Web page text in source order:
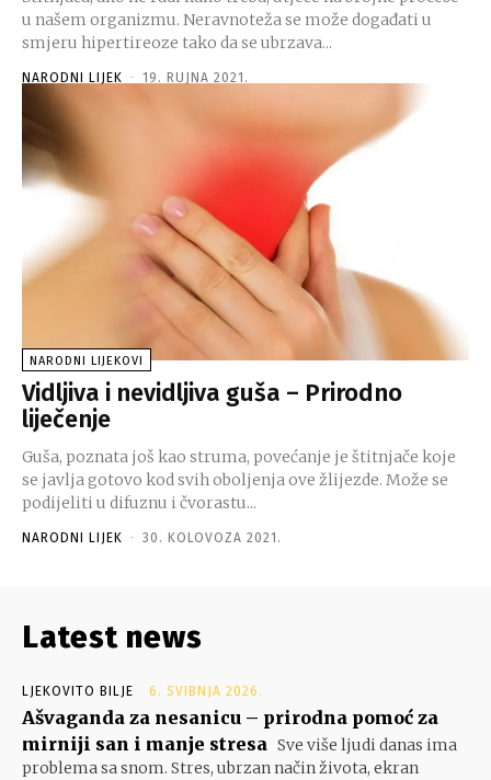
u našem organizmu. Neravnoteža se može događati u
smjeru hipertireoze tako da se ubrzava...
NARODNI LIJEK - 19. RUJNA 2021.
NARODNI LIJEKOVI
Vidljiva i nevidljiva guša – Prirodno
liječenje
Guša, poznata još kao struma, povećanje je štitnjače koje
se javlja gotovo kod svih oboljenja ove žlijezde. Može se
podijeliti u difuznu i čvorastu...
NARODNI LIJEK - 30. KOLOVOZA 2021.
Latest news
LJEKOVITO BILJE 6. SVIBNJA 2026.
Ašvaganda za nesanicu – prirodna pomoć za
mirniji san i manje stresa Sve više ljudi danas ima
problema sa snom. Stres, ubrzan način života, ekran